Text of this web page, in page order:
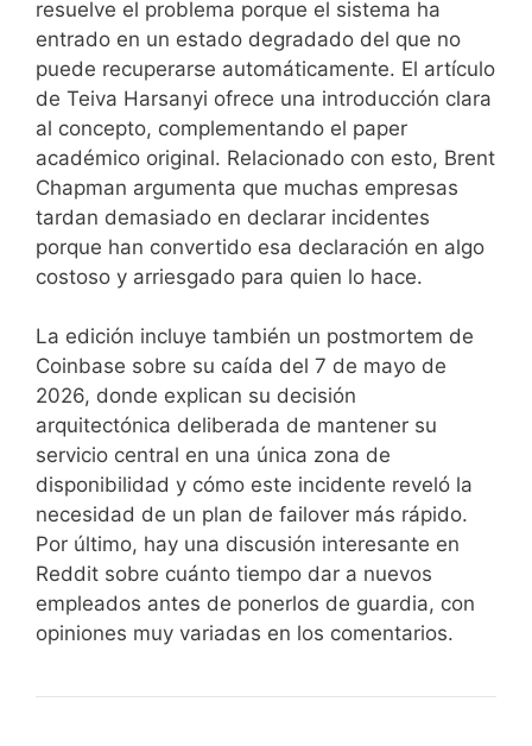
resuelve el problema porque el sistema ha
entrado en un estado degradado del que no
puede recuperarse automáticamente. El artículo
de Teiva Harsanyi ofrece una introducción clara
al concepto, complementando el paper
académico original. Relacionado con esto, Brent
Chapman argumenta que muchas empresas
tardan demasiado en declarar incidentes
porque han convertido esa declaración en algo
costoso y arriesgado para quien lo hace.
La edición incluye también un postmortem de
Coinbase sobre su caída del 7 de mayo de
2026, donde explican su decisión
arquitectónica deliberada de mantener su
servicio central en una única zona de
disponibilidad y cómo este incidente reveló la
necesidad de un plan de failover más rápido.
Por último, hay una discusión interesante en
Reddit sobre cuánto tiempo dar a nuevos
empleados antes de ponerlos de guardia, con
opiniones muy variadas en los comentarios.